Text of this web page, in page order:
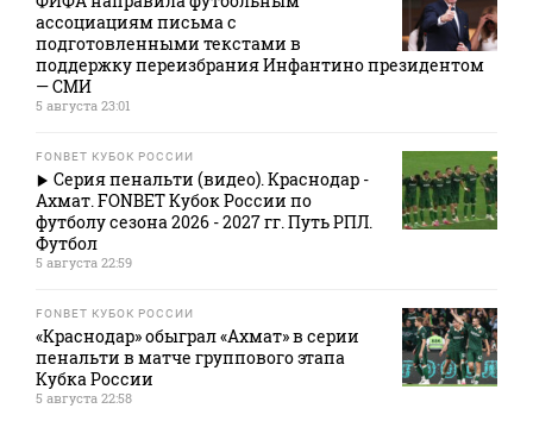
ассоциациям письма с
подготовленными текстами в
поддержку переизбрания Инфантино президентом
— СМИ
5 августа 23:01
FONBET КУБОК РОССИИ
Серия пенальти (видео). Краснодар -
Ахмат. FONBET Кубок России по
футболу сезона 2026 - 2027 гг. Путь РПЛ.
Футбол
5 августа 22:59
FONBET КУБОК РОССИИ
«Краснодар» обыграл «Ахмат» в серии
пенальти в матче группового этапа
Кубка России
5 августа 22:58